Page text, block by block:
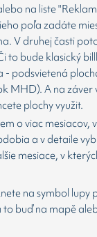
na liste
poľa zadáte
V druhej časti
to bude klasický
- podsvietená
MHD). A na záver
plochy využit.
o viac mesiacov,
a v detaile
mesiace, v
na symbol lupy
to buď na mapě